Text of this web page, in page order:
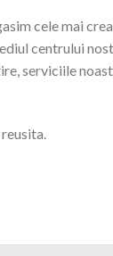
cele mai
centrului
serviciile